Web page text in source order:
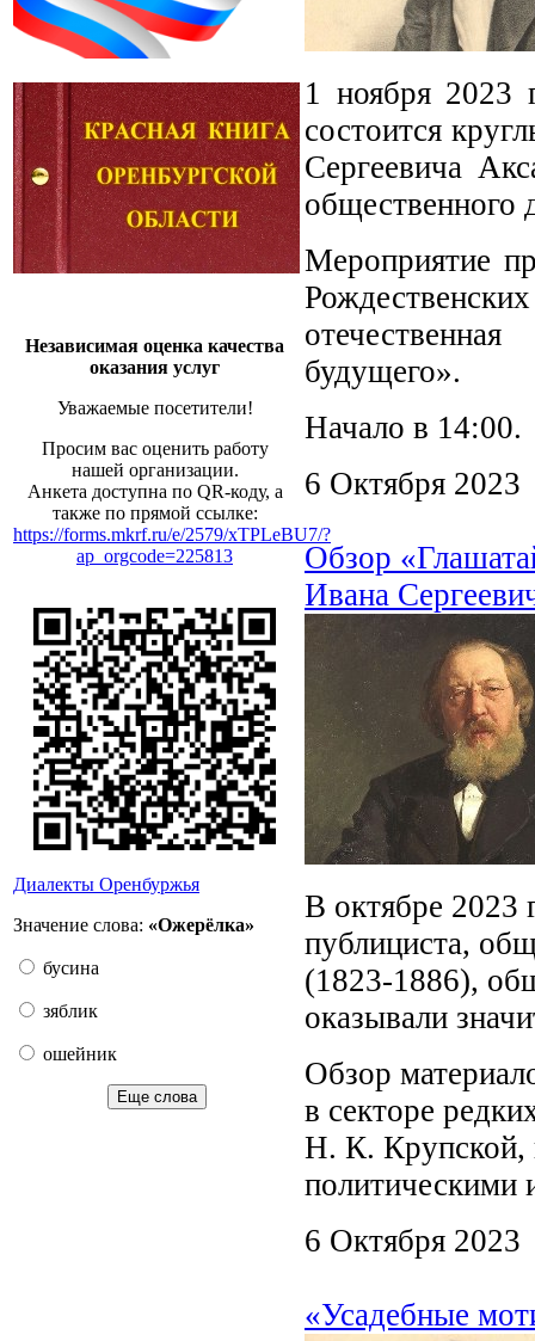
Независимая оценка качества
оказания услуг
Уважаемые посетители!
Просим вас оценить работу
нашей организации.
Анкета доступна по QR-коду, а
также по прямой ссылке:
https://forms.mkrf.ru/e/2579/xTPLeBU7/?
ap_orgcode=225813
Диалекты Оренбуржья
Значение слова: «Ожерёлка»
бусина
зяблик
ошейник
Еще слова
1 ноября 2023
состоится
Сергеевича
общественного
Мероприятие
будущего».
Начало в 14:00.
6 Октября 2023
Обзор
Ивана
В октябре 2023
публициста,
(1823-1886),
оказывали
Обзор
в секторе
Н. К. Крупской,
политическими
6 Октября 2023
«Усадебные